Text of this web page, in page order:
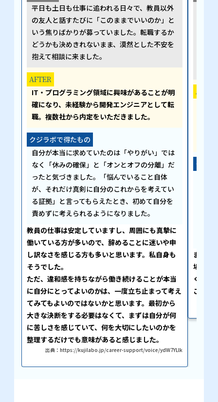
平日も土日も仕事に追われる日々で、教員以外
の友人と話すたびに「このままでいいのか」と
いう焦りばかりが募っていました。転職するか
どうかも決めきれないまま、漠然とした不安を
抱えて相談に来ました。
AFTER
IT・プログラミング領域に興味があることが明
確になり、未経験から開発エンジニアとして転
職。複数社から内定をいただきました。
クジラボで得たもの
自分が本当に求めていたのは「やりがい」では
なく「休みの確保」と「オンとオフの分離」だ
ったと気づきました。「悩んでいること自体
が、それだけ真剣に自分のこれからを考えてい
る証拠」と言ってもらえたとき、初めて自分を
責めずに考えられるようになりました。
教員の仕事は安定していますし、周囲にも真摯に
働いている方が多いので、辞めることに迷いや申
し訳なさを感じる方も多いと思います。私自身も
そうでした。
ただ、違和感を持ちながら働き続けることが本当
に自分にとってよいのかは、一度立ち止まって考え
てみてもよいのではないかと思います。最初から
大きな決断をする必要はなくて、まずは自分が何
に苦しさを感じていて、何を大切にしたいのかを
整理するだけでも意味があると感じました。
出典：https://kujilabo.jp/career-support/voice/ydW7YLlk
AFTER
クジ
また、
場から
くださ
ことを